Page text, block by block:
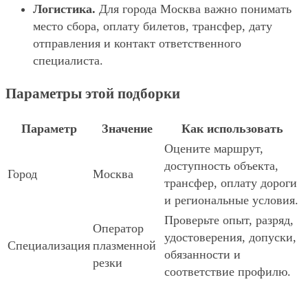
Логистика. Для города Москва важно понимать
место сбора, оплату билетов, трансфер, дату
отправления и контакт ответственного
специалиста.
Параметры этой подборки
Параметр Значение Как использовать
Город Москва
Оцените маршрут,
доступность объекта,
трансфер, оплату дороги
и региональные условия.
Специализация
Оператор
плазменной
резки
Проверьте опыт, разряд,
удостоверения, допуски,
обязанности и
соответствие профилю.